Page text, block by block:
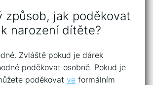
způsob, jak poděkovat
narození dítěte?
Zvláště pokud je dárek
poděkovat osobně. Pokud je
poděkovat ve formálním